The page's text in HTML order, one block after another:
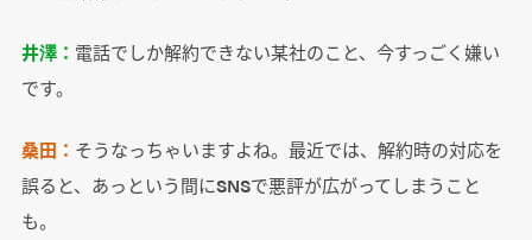
井澤： 電話でしか解約できない某社のこと、今すっごく嫌い
です。
桑田： そうなっちゃいますよね。最近では、解約時の対応を
誤ると、あっという間にSNSで悪評が広がってしまうこと
も。